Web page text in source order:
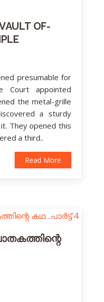
OF-
presumable for
Court appointed
the metal-grille
a sturdy
They opened this
a third..
Read More